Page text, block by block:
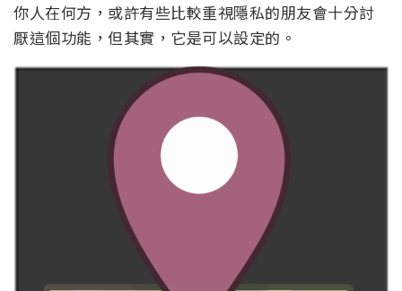
你人在何方，或許有些比較重視隱私的朋友會十分討
厭這個功能，但其實，它是可以設定的。